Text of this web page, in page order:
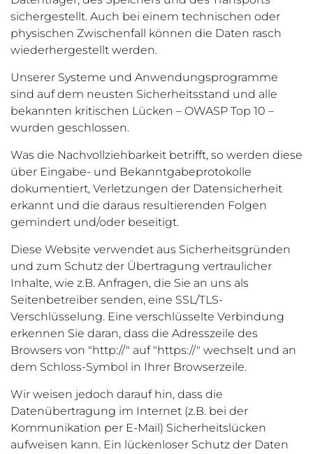
sichergestellt. Auch bei einem technischen oder
physischen Zwischenfall können die Daten rasch
wiederhergestellt werden.
Unserer Systeme und Anwendungsprogramme
sind auf dem neusten Sicherheitsstand und alle
bekannten kritischen Lücken – OWASP Top 10 –
wurden geschlossen.
Was die Nachvollziehbarkeit betrifft, so werden diese
über Eingabe- und Bekanntgabeprotokolle
dokumentiert, Verletzungen der Datensicherheit
erkannt und die daraus resultierenden Folgen
gemindert und/oder beseitigt.
Diese Website verwendet aus Sicherheitsgründen
und zum Schutz der Übertragung vertraulicher
Inhalte, wie z.B. Anfragen, die Sie an uns als
Seitenbetreiber senden, eine SSL/TLS-
Verschlüsselung. Eine verschlüsselte Verbindung
erkennen Sie daran, dass die Adresszeile des
Browsers von "http://" auf "https://" wechselt und an
dem Schloss-Symbol in Ihrer Browserzeile.
Wir weisen jedoch darauf hin, dass die
Datenübertragung im Internet (z.B. bei der
Kommunikation per E-Mail) Sicherheitslücken
aufweisen kann. Ein lückenloser Schutz der Daten